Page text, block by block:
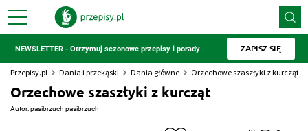
NEWSLETTER - Otrzymuj sezonowe przepisy i porady ZAPISZ SIĘ
Przepisy.pl Dania i przekąski Dania główne Orzechowe szaszłyki z kurcząt
Orzechowe szaszłyki z kurcząt
Autor:pasibrzuch pasibrzuch